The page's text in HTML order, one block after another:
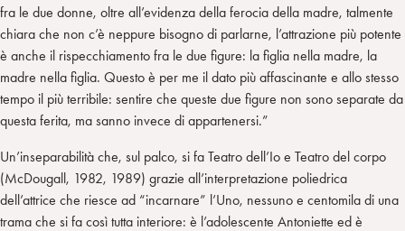
fra le due donne, oltre all’evidenza della ferocia della madre, talmente
chiara che non c’è neppure bisogno di parlarne, l’attrazione più potente
è anche il rispecchiamento fra le due figure: la figlia nella madre, la
madre nella figlia. Questo è per me il dato più affascinante e allo stesso
tempo il più terribile: sentire che queste due figure non sono separate da
questa ferita, ma sanno invece di appartenersi.”
Un’inseparabilità che, sul palco, si fa Teatro dell’Io e Teatro del corpo
(McDougall, 1982, 1989) grazie all’interpretazione poliedrica
dell’attrice che riesce ad “incarnare” l’Uno, nessuno e centomila di una
trama che si fa così tutta interiore: è l’adolescente Antoniette ed è